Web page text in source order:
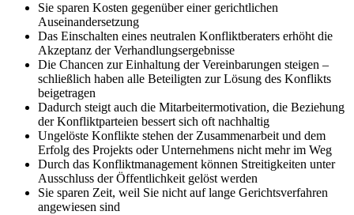
Sie sparen Kosten gegenüber einer gerichtlichen
Auseinandersetzung
Das Einschalten eines neutralen Konfliktberaters erhöht die
Akzeptanz der Verhandlungsergebnisse
Die Chancen zur Einhaltung der Vereinbarungen steigen –
schließlich haben alle Beteiligten zur Lösung des Konflikts
beigetragen
Dadurch steigt auch die Mitarbeitermotivation, die Beziehung
der Konfliktparteien bessert sich oft nachhaltig
Ungelöste Konflikte stehen der Zusammenarbeit und dem
Erfolg des Projekts oder Unternehmens nicht mehr im Weg
Durch das Konfliktmanagement können Streitigkeiten unter
Ausschluss der Öffentlichkeit gelöst werden
Sie sparen Zeit, weil Sie nicht auf lange Gerichtsverfahren
angewiesen sind